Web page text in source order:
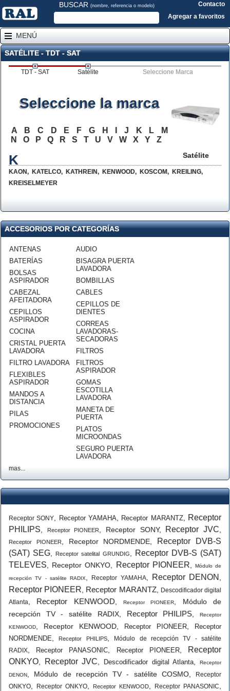
BUSCAR (nombre, referencia o modelo)
Contacto
Agregar a favoritos
MENÚ
SATÉLITE - TDT - SAT
TDT - SAT Satélite Seleccione Marca
Satélite
Seleccione la marca
A B C D E F G H J K L
M
N
O P Q R S T U V W X Y Z
K
KAON, KATELCO, KATHREIN, KENWOOD, KOSCOM, KREILING,
KREISELMEYER
ACCESORIOS POR CATEGORÍAS
ANTENAS
BATERÍAS
BOLSAS
ASPIRADOR
CABEZAL
AFEITADORA
CEPILLOS
ASPIRADOR
COCINA
CRISTAL PUERTA
LAVADORA
FILTRO LAVADORA
FLEXIBLES
ASPIRADOR
MANDOS A
DISTANCIA
PILAS
PROMOCIONES
AUDIO
BISAGRA PUERTA
LAVADORA
BOMBILLAS
CABLES
CEPILLOS DE
DIENTES
CORREAS
LAVADORAS-
SECADORAS
FILTROS
FILTROS
ASPIRADOR
GOMAS
ESCOTILLA
LAVADORA
MANETA DE
PUERTA
PLATOS
MICROONDAS
SEGURO PUERTA
LAVADORA
mas...
Receptor SONY Receptor YAMAHA Receptor MARANTZ,
Receptor
PHILIPS
Receptor PIONEER Receptor SONY, Receptor JVC
Receptor PIONEER, Receptor NORDMENDE
Receptor DVB-S
(SAT) SEG ,Receptor satelital GRUNDIG
Receptor DVB-S (SAT)
TELEVES
Receptor ONKYO Receptor PIONEER Módulo de
recepción TV - satélite RADIX Receptor YAMAHA, Receptor DENON
Receptor PIONEER Receptor MARANTZ,
Descodificador digital
Atlanta
Receptor KENWOOD,Receptor PIONEER
Módulo de
recepción TV - satélite RADIX, Receptor PHILIPS ,Receptor
KENWOOD Receptor KENWOOD Receptor PIONEER
Receptor
NORDMENDE ,Receptor PHILIPS,
Módulo de recepción TV - satélite
RADIX
Receptor PANASONIC Receptor PIONEER,
Receptor
ONKYO
Receptor JVC Descodificador digital Atlanta ,Receptor
DENON Módulo de recepción TV - satélite COSMO,
Receptor
ONKYO
Receptor ONKYO Receptor KENWOOD Receptor PANASONIC